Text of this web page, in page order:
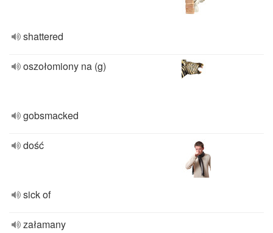
shattered
oszołomiony na (g)
gobsmacked
dość
sick of
załamany